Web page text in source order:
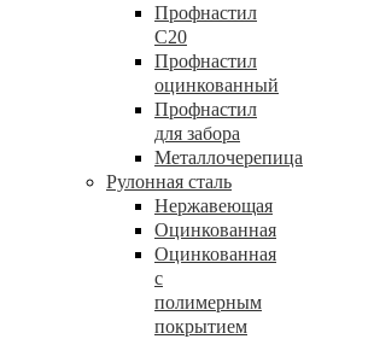
Профнастил
С20
Профнастил
оцинкованный
Профнастил
для забора
Металлочерепица
Рулонная сталь
Нержавеющая
Оцинкованная
Оцинкованная
с
полимерным
покрытием